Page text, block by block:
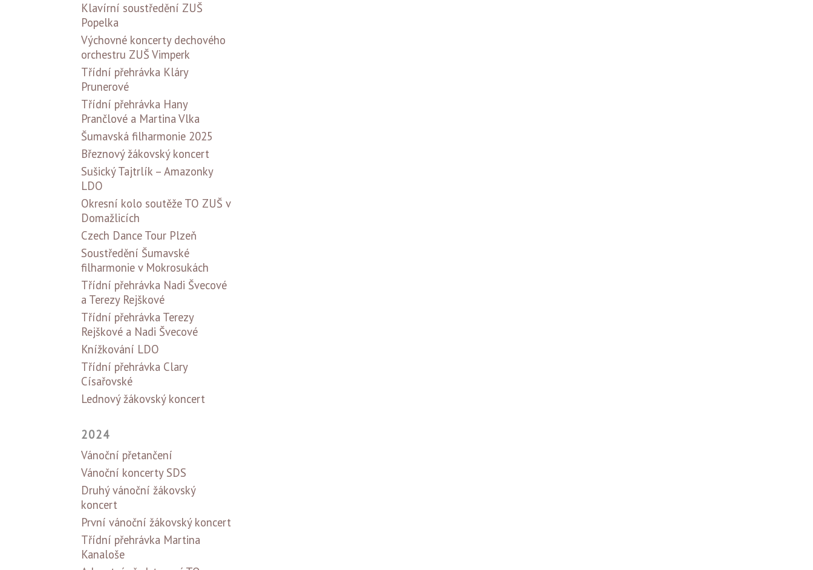
Klavírní soustředění ZUŠ
Popelka
Výchovné koncerty dechového
orchestru ZUŠ Vimperk
Třídní přehrávka Kláry
Prunerové
Třídní přehrávka Hany
Prančlové a Martina Vlka
Šumavská filharmonie 2025
Březnový žákovský koncert
Sušický Tajtrlík – Amazonky
LDO
Okresní kolo soutěže TO ZUŠ v
Domažlicích
Czech Dance Tour Plzeň
Soustředění Šumavské
filharmonie v Mokrosukách
Třídní přehrávka Nadi Švecové
a Terezy Rejškové
Třídní přehrávka Terezy
Rejškové a Nadi Švecové
Knížkování LDO
Třídní přehrávka Clary
Císařovské
Lednový žákovský koncert
2024
Vánoční přetančení
Vánoční koncerty SDS
Druhý vánoční žákovský
koncert
První vánoční žákovský koncert
Třídní přehrávka Martina
Kanaloše